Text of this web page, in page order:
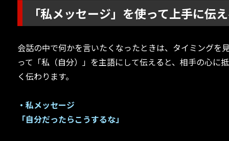
「私メッセージ」を使って上手に伝
会話の中で何かを言いたくなったときは、タイミングを
って「私（自分）」を主語にして伝えると、相手の心に
く伝わります。
・私メッセージ
「自分だったらこうするな」